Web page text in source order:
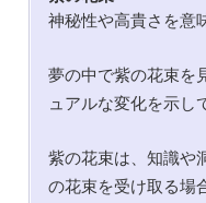
神秘性や高貴さを意
夢の中で紫の花束を
ュアルな変化を示し
紫の花束は、知識や
の花束を受け取る場